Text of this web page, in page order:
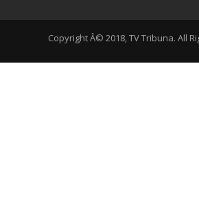
Copyright Â© 2018, TV Tribuna. All